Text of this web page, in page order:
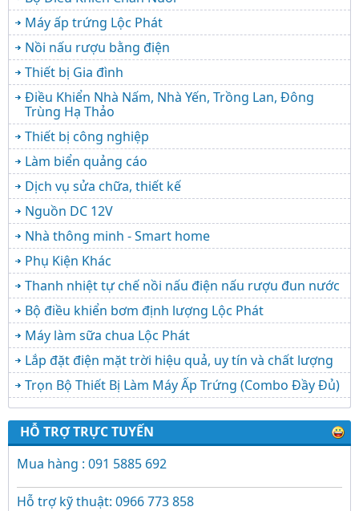
Máy ấp trứng Lộc Phát
Nồi nấu rượu bằng điện
Thiết bị Gia đình
Điều Khiển Nhà Nấm, Nhà Yến, Trồng Lan, Đông
Trùng Hạ Thảo
Thiết bị công nghiệp
Làm biển quảng cáo
Dịch vụ sửa chữa, thiết kế
Nguồn DC 12V
Nhà thông minh - Smart home
Phụ Kiện Khác
Thanh nhiệt tự chế nồi nấu điện nấu rượu đun nước
Bộ điều khiển bơm định lượng Lộc Phát
Máy làm sữa chua Lộc Phát
Lắp đặt điện mặt trời hiệu quả, uy tín và chất lượng
Trọn Bộ Thiết Bị Làm Máy Ấp Trứng (Combo Đầy Đủ)
HỖ TRỢ TRỰC TUYẾN
Mua hàng : 091 5885 692
Hỗ trợ kỹ thuật: 0966 773 858